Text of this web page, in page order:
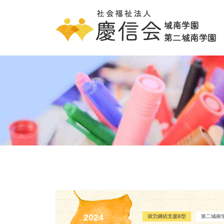
2024 就労継続支援B型 第二城南